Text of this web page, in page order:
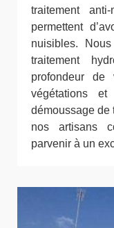
traitement
permettent
nuisibles.
traitement
profondeur
végétations
démoussage de
nos artisans
parvenir à un